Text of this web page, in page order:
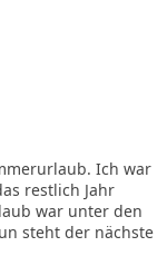
Ich war
restlich Jahr
war unter den
steht der nächste